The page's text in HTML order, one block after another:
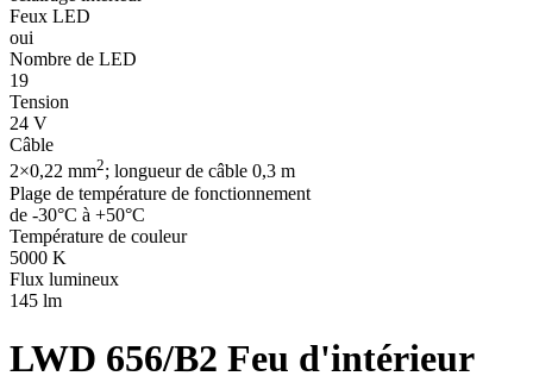
Feux LED
oui
Nombre de LED
19
Tension
24 V
Câble
2×0,22 mm2; longueur de câble 0,3 m
Plage de température de fonctionnement
de -30°C à +50°C
Température de couleur
5000 K
Flux lumineux
145 lm
LWD 656/B2 Feu d'intérieur